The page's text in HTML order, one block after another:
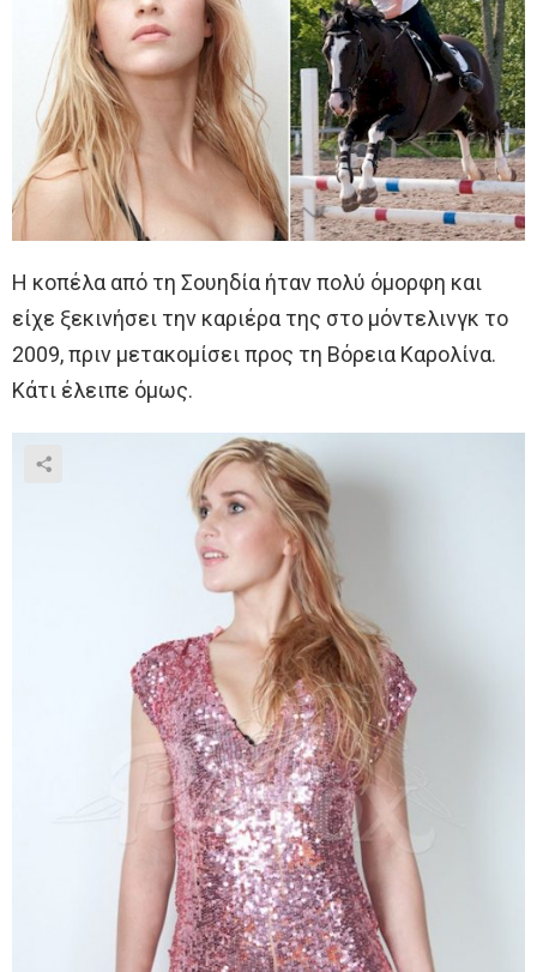
Η κοπέλα από τη Σουηδία ήταν πολύ όμορφη και
είχε ξεκινήσει την καριέρα της στο μόντελινγκ το
2009, πριν μετακομίσει προς τη Βόρεια Καρολίνα.
Κάτι έλειπε όμως.